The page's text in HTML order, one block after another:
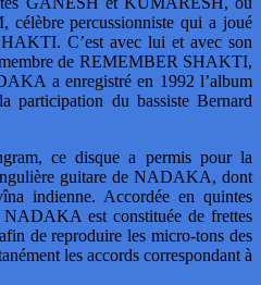
percussionniste qui a joué
C’est avec lui et avec son
de REMEMBER SHAKTI,
a enregistré en 1992 l’album
participation du bassiste Bernard
ce disque a permis pour la
guitare de NADAKA, dont
indienne. Accordée en quintes
NADAKA est constituée de frettes
de reproduire les micro-tons des
les accords correspondant à